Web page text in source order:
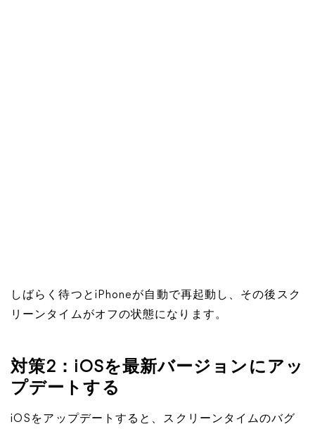
しばらく待つとiPhoneが自動で再起動し、その後スク
リーンタイムがオフの状態になります。
対策2：iOSを最新バージョンにアッ
プデートする
iOSをアップデートすると、スクリーンタイムのバグ